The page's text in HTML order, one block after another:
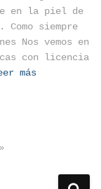
en la piel de
siempre
Nos vemos en
con licencia
más